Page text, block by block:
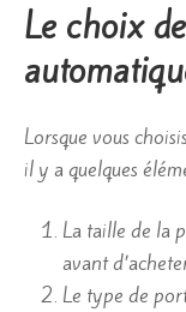
Le choix
Lorsque vous
il y a quelques
La taille de la
avant
Le type de